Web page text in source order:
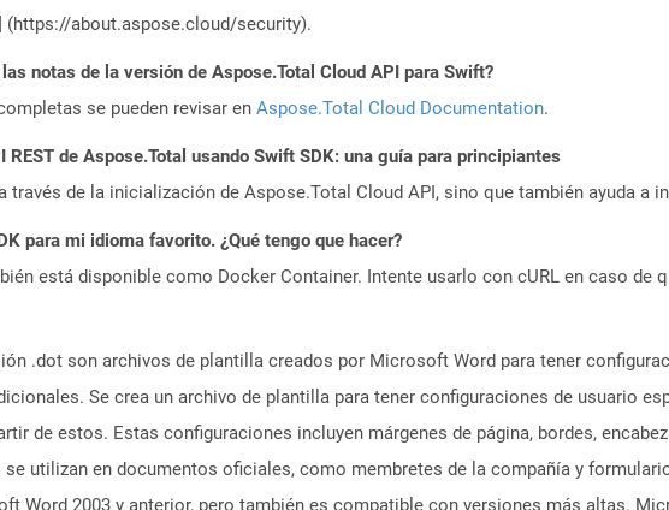
(https://about.aspose.cloud/security).
notas de la versión de Aspose.Total Cloud API para Swift?
se pueden revisar en Aspose.Total Cloud Documentation.
REST de Aspose.Total usando Swift SDK: una guía para principiantes
través de la inicialización de Aspose.Total Cloud API, sino que también ayuda a
para mi idioma favorito. ¿Qué tengo que hacer?
está disponible como Docker Container. Intente usarlo con cURL en caso de
.dot son archivos de plantilla creados por Microsoft Word para tener
Se crea un archivo de plantilla para tener configuraciones de usuario
de estos. Estas configuraciones incluyen márgenes de página, bordes,
utilizan en documentos oficiales, como membretes de la compañía y
Word 2003 y anterior, pero también es compatible con versiones más altas.